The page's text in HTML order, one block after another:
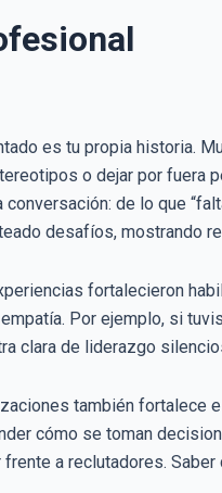
es tu propia historia.
o dejar por fuera
de lo que
desafíos, mostrando
fortalecieron
Por ejemplo, si
clara de liderazgo
también fortalece
cómo se toman
a reclutadores.